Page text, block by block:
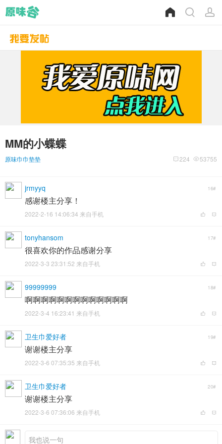
MM的小蝶蝶
原味巾巾垫垫 53755
224
jrmyyq 16#
感谢楼主分享！
2022-2-16 14:06:34 来自手机
tonyhansom 17#
很喜欢你的作品感谢分享
2022-3-3 23:31:52 来自手机
99999999 18#
啊啊啊啊啊啊啊啊啊啊啊啊啊
2022-3-4 16:23:41 来自手机
卫生巾爱好者 19#
谢谢楼主分享
2022-3-6 07:35:35 来自手机
卫生巾爱好者 20#
谢谢楼主分享
2022-3-6 07:36:06 来自手机